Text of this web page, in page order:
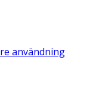
användning